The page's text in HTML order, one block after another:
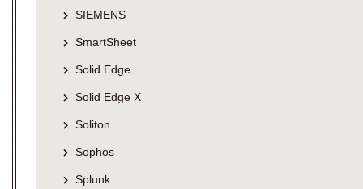
SIEMENS
SmartSheet
Solid Edge
Solid Edge X
Soliton
Sophos
Splunk